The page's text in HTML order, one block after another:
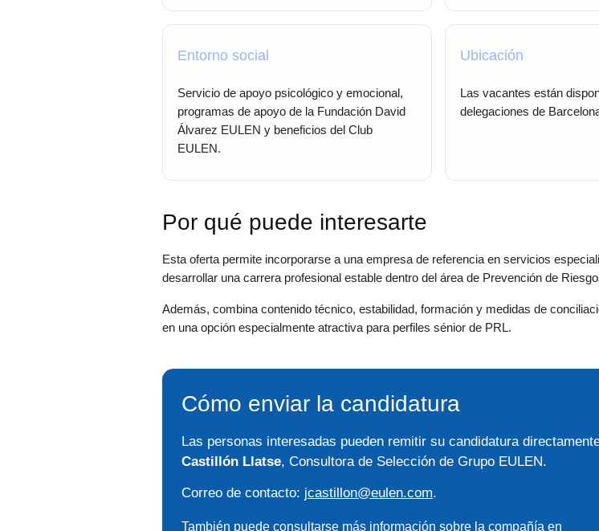
Entorno social
Servicio de apoyo psicológico y emocional,
programas de apoyo de la Fundación David
Álvarez EULEN y beneficios del Club
EULEN.
Ubicación
Las vacantes están
delegaciones de
Por qué puede interesarte
Esta oferta permite incorporarse a una empresa de referencia en servicios
desarrollar una carrera profesional estable dentro del área de Prevención de
Además, combina contenido técnico, estabilidad, formación y medidas de
en una opción especialmente atractiva para perfiles sénior de PRL.
Cómo enviar la candidatura
Las personas interesadas pueden remitir su candidatura
Castillón Llatse, Consultora de Selección de Grupo EULEN.
Correo de contacto: jcastillon@eulen.com.
También puede consultarse más información sobre la compañía en